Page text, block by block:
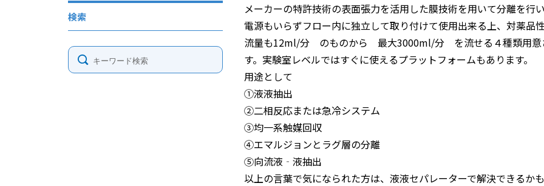
メーカーの特許技術の表面張力を活用した膜技術を用いて分離を行
電源もいらずフロー内に独立して取り付けて使用出来る上、対薬品
流量も12ml/分 のものから 最大3000ml/分 を流せる４種類用意
す。実験室レベルではすぐに使えるプラットフォームもあります。
用途として
①液液抽出
②二相反応または急冷システム
③均一系触媒回収
④エマルジョンとラグ層の分離
⑤向流液‐液抽出
以上の言葉で気になられた方は、液液セパレーターで解決できるか
検索